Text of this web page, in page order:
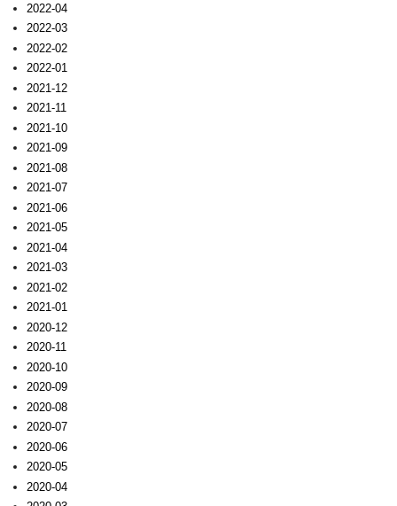
2022-04
2022-03
2022-02
2022-01
2021-12
2021-11
2021-10
2021-09
2021-08
2021-07
2021-06
2021-05
2021-04
2021-03
2021-02
2021-01
2020-12
2020-11
2020-10
2020-09
2020-08
2020-07
2020-06
2020-05
2020-04